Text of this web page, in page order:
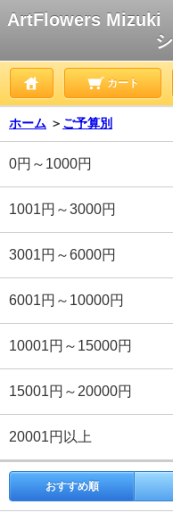
ArtFlowers Mizuki
カート
ホーム ＞ ご予算別
0円～1000円
1001円～3000円
3001円～6000円
6001円～10000円
10001円～15000円
15001円～20000円
20001円以上
おすすめ順